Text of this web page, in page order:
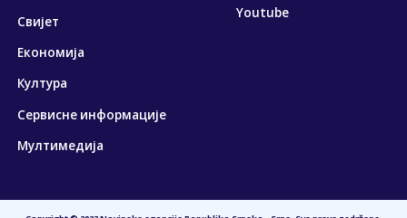
Свијет
Економија
Култура
Сервисне информације
Мултимедија
Youtube